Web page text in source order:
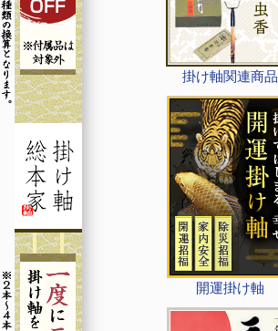
掛け軸関連商品
開運掛け軸